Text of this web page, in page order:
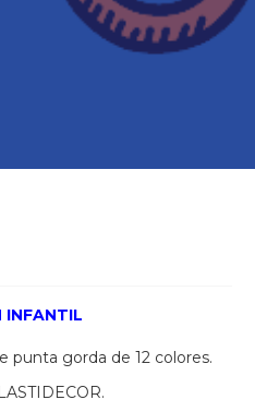
INFANTIL
punta gorda de 12 colores.